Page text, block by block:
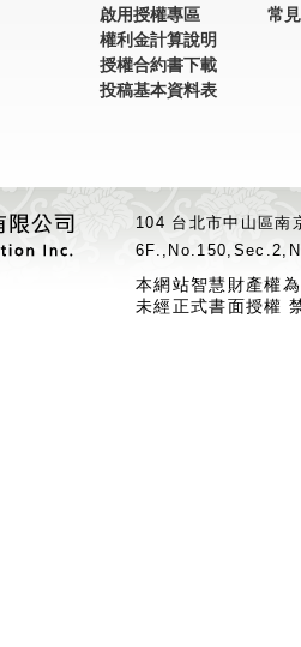
啟用授權專區
權利金計算說明
授權合約書下載
投稿基本資料表
常
104 台北市中山區
本網站智慧財產權
未經正式書面授權